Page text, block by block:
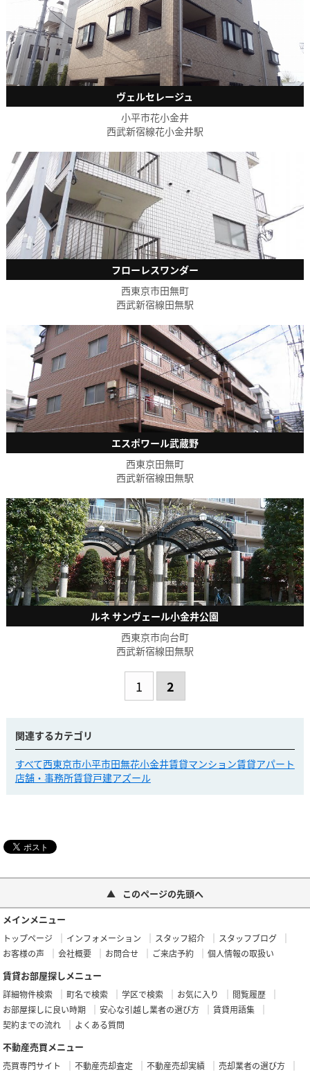
ヴェルセレージュ
小平市花小金井
西武新宿線花小金井駅
フローレスワンダー
西東京市田無町
西武新宿線田無駅
エスポワール武蔵野
西東京田無町
西武新宿線田無駅
ルネ サンヴェール小金井公園
西東京市向台町
西武新宿線田無駅
1 2
関連するカテゴリ
すべて西東京市小平市田無花小金井賃貸マンション賃貸アパート
店舗・事務所賃貸戸建アズール
このページの先頭へ
メインメニュー
トップページ インフォメーション スタッフ紹介
スタッフブログ
お客様の声
会社概要 お問合せ ご来店予約 個人情報の取扱い
賃貸お部屋探しメニュー
詳細物件検索 町名で検索 学区で検索 お気に入り
閲覧履歴
お部屋探しに良い時期
安心な引越し業者の選び方
賃貸用語集
契約までの流れ
よくある質問
不動産売買メニュー
売買専門サイト 不動産売却査定 不動産売却実績 売却業者の選び方